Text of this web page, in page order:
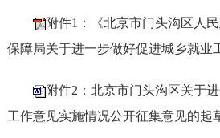
附件1：《北京市门头沟区人
保障局关于进一步做好促进城乡就业
附件2：北京市门头沟区关于
工作意见实施情况公开征集意见的起